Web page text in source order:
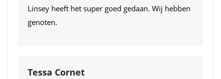
Linsey heeft het super goed gedaan. Wij hebben
genoten.
Tessa Cornet